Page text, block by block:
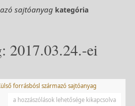
sajtóanyagkategória
2017.03.24.-ei
forrásbósl származó sajtóanyag
a hozzászólások lehetősége kikapcsolva